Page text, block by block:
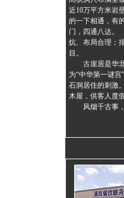
近10万平方米岩
的一下相通，有
门，四通八达
炕、布局合理；
目。
古崖居是华
为“中华第一谜
石洞居住的刺激。
木屋，供客人度
风烟千古事